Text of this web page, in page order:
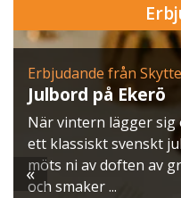
Erbjudande från
Julbord på Ekerö
När vintern lägger sig
ett klassiskt svenskt
möts ni av doften av
och smaker ...
«